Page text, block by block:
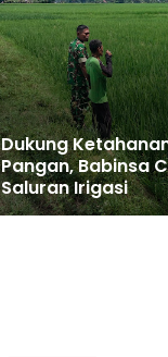
Dukung
Pangan, Babinsa
Saluran Irigasi